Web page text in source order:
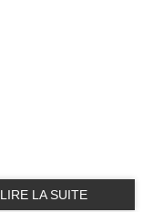
LIRE LA SUITE